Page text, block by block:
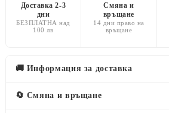
Доставка 2-3
дни
БЕЗПЛАТНА над
100 лв
Смяна и
връщане
14 дни право на
връщане
🚚 Информация за доставка
🔄 Смяна и връщане